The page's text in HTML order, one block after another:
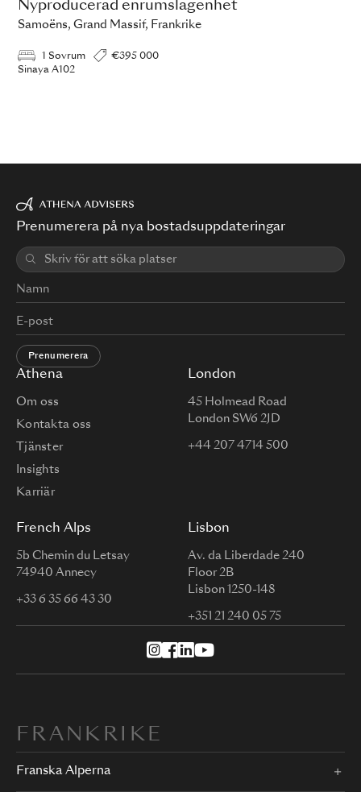
Nyproducerad enrumslägenhet
Samoëns, Grand Massif, Frankrike
1 Sovrum
€395 000
Sinaya A102
Athena
Om oss
Kontakta oss
Tjänster
Insights
Karriär
London
45 Holmead Road
London SW6 2JD
+44 207 4714 500
French Alps
5b Chemin du Letsay
74940 Annecy
+33 6 35 66 43 30
Lisbon
Av. da Liberdade 240
Floor 2B
Lisbon 1250-148
+351 21 240 05 75
Prenumerera på nya bostadsuppdateringar
Prenumerera
FRANKRIKE
Franska Alperna